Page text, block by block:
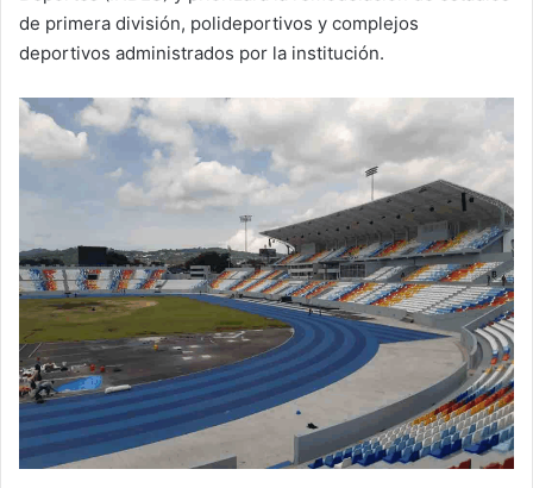
de primera división, polideportivos y complejos
deportivos administrados por la institución.